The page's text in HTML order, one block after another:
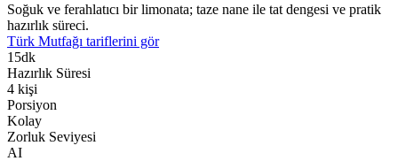
Soğuk ve ferahlatıcı bir limonata; taze nane ile tat dengesi ve pratik
hazırlık süreci.
Türk Mutfağı tariflerini gör
15dk
Hazırlık Süresi
4 kişi
Porsiyon
Kolay
Zorluk Seviyesi
AI